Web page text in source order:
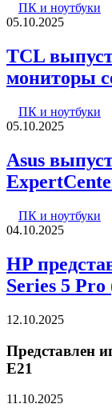
ПК и ноутбуки
05.10.2025
TCL
мониторы
ПК и ноутбуки
05.10.2025
Asus
ПК и ноутбуки
04.10.2025
HP
Series 5 Pro
12.10.2025
Представлен
E21
11.10.2025